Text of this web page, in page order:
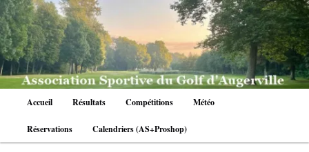
Aller
au
contenu
principal
Accueil Résultats Compétitions Météo
Réservations Calendriers (AS+Proshop)